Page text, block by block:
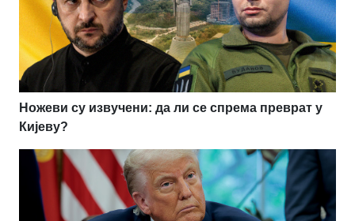
Ножеви су извучени: да ли се спрема преврат у
Кијеву?